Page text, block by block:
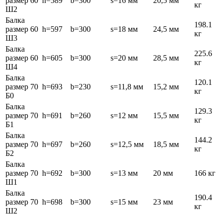
Ш2
кг
Балка
размер 60
Ш3
h=597 b=300 s=18 мм 24,5 мм
198.1
кг
Балка
размер 60
Ш4
h=605 b=300 s=20 мм 28,5 мм
225.6
кг
Балка
размер 70
Б0
h=693 b=230 s=11,8 мм 15,2 мм
120.1
кг
Балка
размер 70
Б1
h=691 b=260 s=12 мм 15,5 мм
129.3
кг
Балка
размер 70
Б2
h=697 b=260 s=12,5 мм 18,5 мм
144.2
кг
Балка
размер 70
Ш1
h=692 b=300 s=13 мм 20 мм 166 кг
Балка
размер 70
Ш2
h=698 b=300 s=15 мм 23 мм
190.4
кг